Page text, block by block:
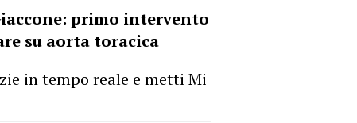
primo intervento
su aorta toracica
in tempo reale e metti Mi